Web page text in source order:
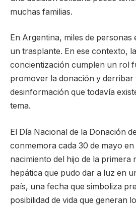
muchas familias.
En Argentina, miles de personas
un trasplante. En ese contexto,
concientización cumplen un rol
promover la donación y derribar
desinformación que todavía
tema.
El Día Nacional de la Donación
conmemora cada 30 de mayo
nacimiento del hijo de la primera
hepática que pudo dar a luz en
país, una fecha que simboliza
posibilidad de vida que generan